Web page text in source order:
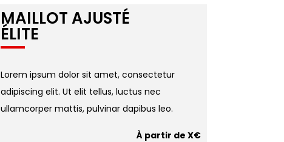
MAILLOT AJUSTÉ
ÉLITE
Lorem ipsum dolor sit amet, consectetur
adipiscing elit. Ut elit tellus, luctus nec
ullamcorper mattis, pulvinar dapibus leo.
À partir de X€